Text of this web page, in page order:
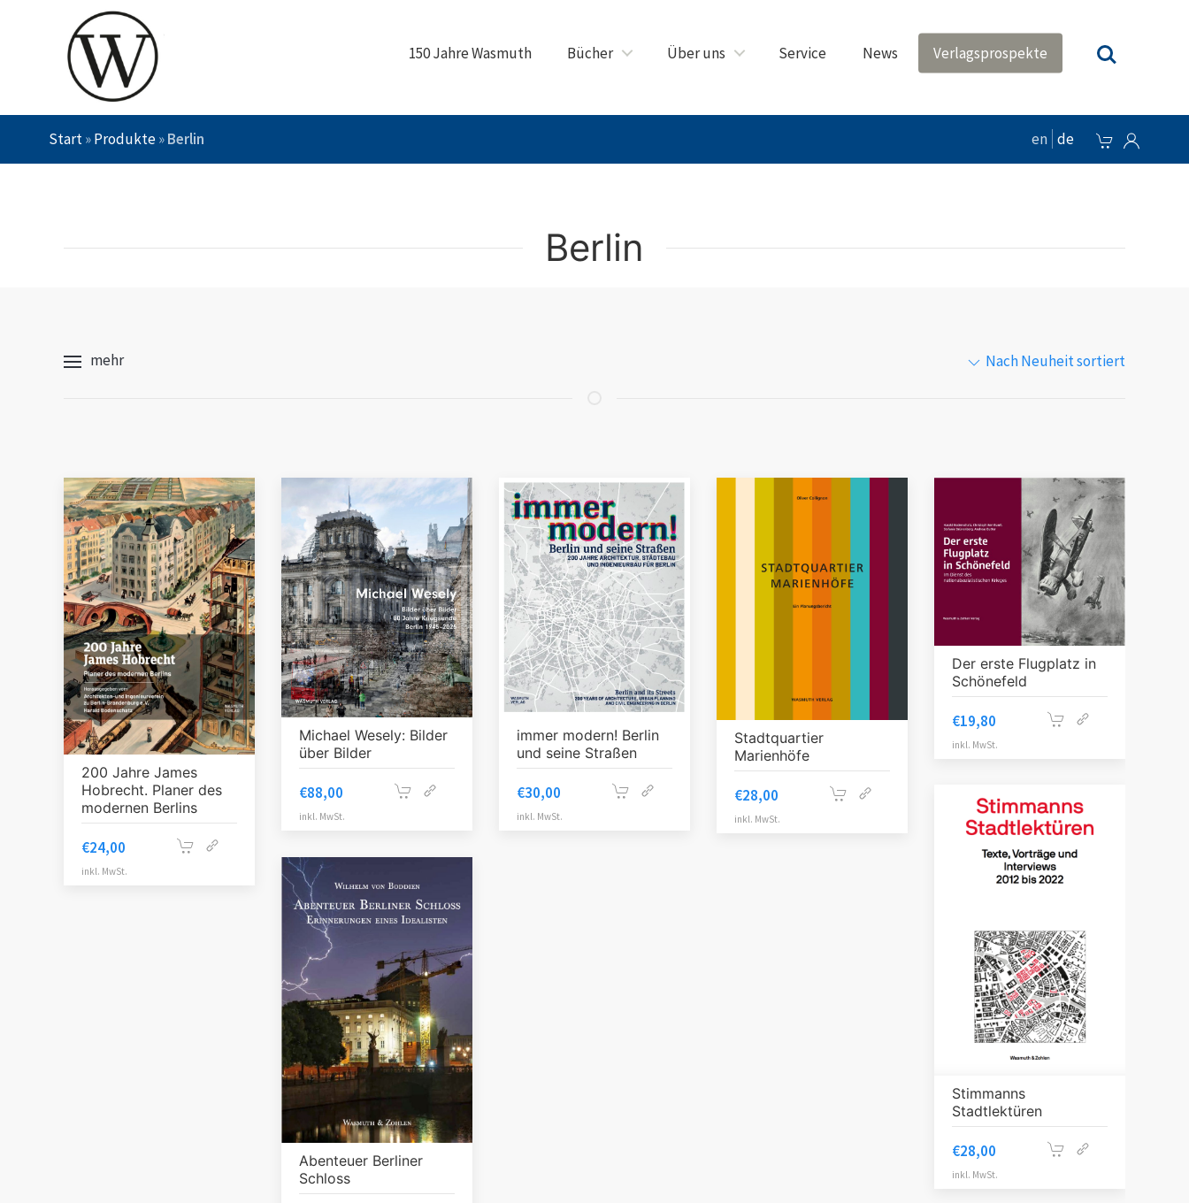
150 Jahre Wasmuth Bücher Über uns Service News Verlagsprospekte
Start»Produkte»Berlin en de
Berlin
Nach Neuheit sortiert
mehr
200 Jahre James
Hobrecht. Planer des
modernen Berlins
€24,00
inkl. MwSt.
Michael Wesely: Bilder
über Bilder
€88,00
inkl. MwSt.
immer modern! Berlin
und seine Straßen
€30,00
inkl. MwSt.
Stadtquartier
Marienhöfe
€28,00
inkl. MwSt.
Der erste Flugplatz in
Schönefeld
€19,80
inkl. MwSt.
Stimmanns
Stadtlektüren
€28,00
inkl. MwSt.
Abenteuer Berliner
Schloss